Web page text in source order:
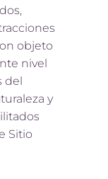
objeto
nivel
del
y
Sitio